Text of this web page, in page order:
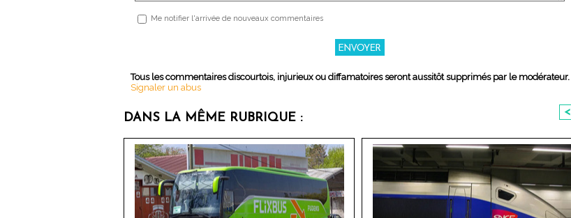
Me notifier l'arrivée de nouveaux commentaires
Tous les commentaires discourtois, injurieux ou diffamatoires seront aussitôt supprimés par le modérateur.
Signaler un abus
DANS LA MÊME RUBRIQUE : <